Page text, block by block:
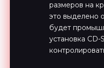
размеров на
это выделено
будет
установка CD-